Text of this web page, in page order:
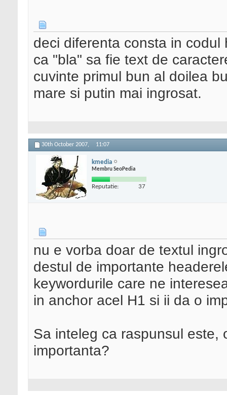
deci diferenta consta in
ca "bla" sa fie text de
cuvinte primul bun al doilea
mare si putin mai ingrosat.
30th October 2007, 11:07
kmedia
Membru SeoPedia
Reputatie: 37
nu e vorba doar de textul
destul de importante
keywordurile care ne
in anchor acel H1 si ii da o
Sa inteleg ca raspunsul este,
importanta?